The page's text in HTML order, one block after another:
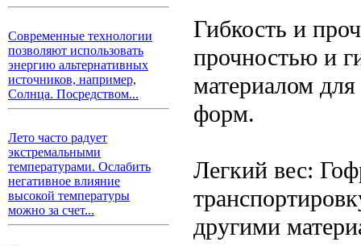
Современные технологии
позволяют использовать
энергию альтернативных
источников, например,
Солнца. Посредством...
Лето часто радует
экстремальными
температурами. Ослабить
негативное влияние
высокой температуры
можно за счет...
Гибкость и
прочностью и
материалом
форм.
Легкий вес:
другими